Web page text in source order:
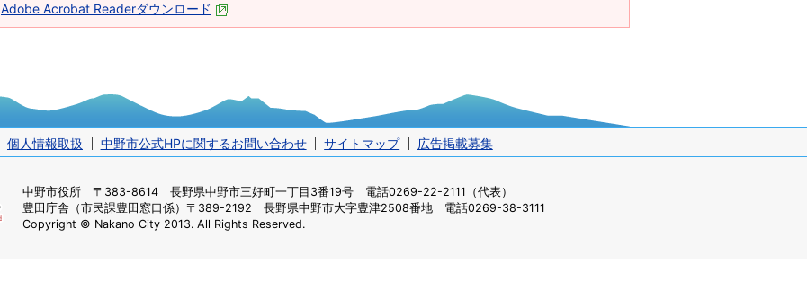
Adobe Acrobat Readerダウンロード
個人情報取扱 中野市公式HPに関するお問い合わせ サイトマップ 広告掲載募集
中野市役所 〒383-8614 長野県中野市三好町一丁目3番19号 電話0269-22-2111（代表）
豊田庁舎（市民課豊田窓口係） 〒389-2192 長野県中野市大字豊津2508番地 電話0269-38-3111
Copyright © Nakano City 2013. All Rights Reserved.